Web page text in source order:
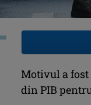
Motivul a
din PIB